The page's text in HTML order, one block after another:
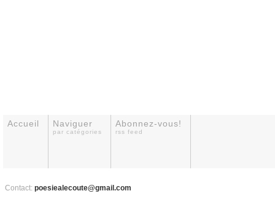
Accueil Naviguer
par catégories
Abonnez-vous!
rss feed
Contact: poesiealecoute@gmail.com